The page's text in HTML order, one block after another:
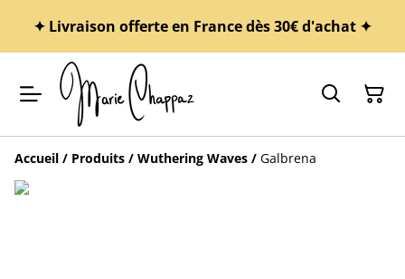
✦ Livraison offerte en France dès 30€ d'achat ✦
Accueil / Produits / Wuthering Waves / Galbrena